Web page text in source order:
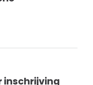
inschrijving